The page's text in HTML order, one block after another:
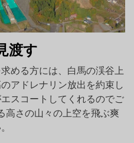
渡す
める方には、白馬の渓谷上
アドレナリン放出を約束し
スコートしてくれるのでご
高さの山々の上空を飛ぶ爽